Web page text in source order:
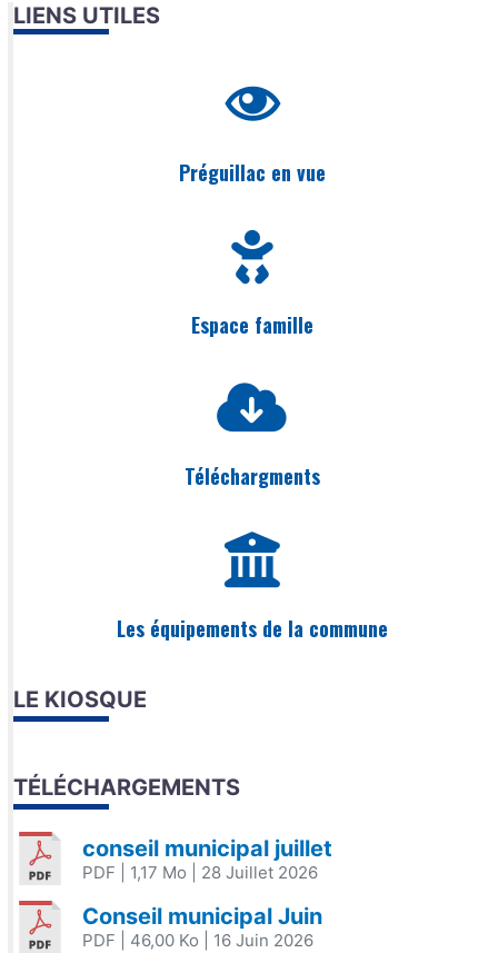
LIENS UTILES
Préguillac en vue
Espace famille
Téléchargments
Les équipements de la commune
LE KIOSQUE
TÉLÉCHARGEMENTS
conseil municipal juillet
PDF | 1,17 Mo | 28 Juillet 2026
Conseil municipal Juin
PDF | 46,00 Ko | 16 Juin 2026